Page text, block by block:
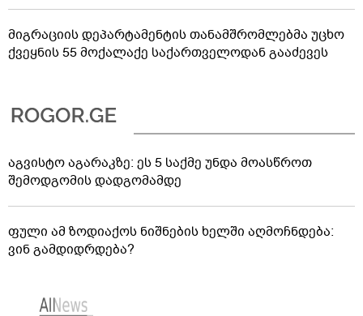
მიგრაციის დეპარტამენტის თანამშრომლებმა უცხო
ქვეყნის 55 მოქალაქე საქართველოდან გააძევეს
აგვისტო აგარაკზე: ეს 5 საქმე უნდა მოასწროთ
შემოდგომის დადგომამდე
ფული ამ ზოდიაქოს ნიშნების ხელში აღმოჩნდება:
ვინ გამდიდრდება?